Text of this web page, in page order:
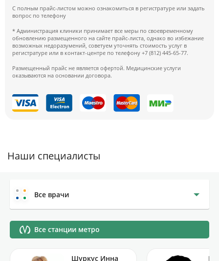
С полным прайс-листом можно ознакомиться в регистратуре или задать
вопрос по телефону
* Администрация клиники принимает все меры по своевременному
обновлению размещенного на сайте прайс-листа, однако во избежание
возможных недоразумений, советуем уточнять стоимость услуг в
регистратуре или в контакт-центре по телефону +7 (812) 445-65-77.
Размещенный прайс не является офертой. Медицинские услуги
оказываются на основании договора.
Наши специалисты
Все врачи
Все станции метро
Шуркус Инна